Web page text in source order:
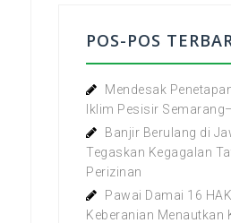
POS-POS
Mendesak
Iklim Pesisir
Banjir Berulang di
Tegaskan Kegagalan
Perizinan
Pawai Damai 16
Keberanian Menautkan